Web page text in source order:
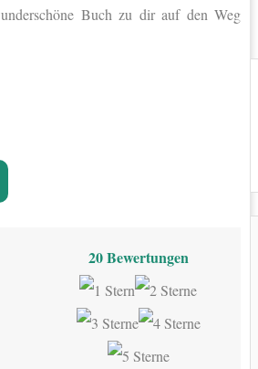
Buch zu dir auf den Weg
20Bewertungen